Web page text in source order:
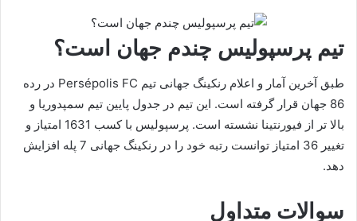
تیم پرسپولیس چندم جهان است؟
طبق آخرین آمار و اعلام رنکینگ جهانی تیم Persépolis FC در رده
86 جهان قرار گرفته است. این تیم در جدول پایین تیم سمپدوریا و
بالا تر از فیورنتینا نشسته است. پرسپولیس با کسب 1631 امتیاز و
تغییر 36 امتیاز توانست رتبه خود را در رنکینگ جهانی 7 پله افزایش
دهد.
سوالات متداول